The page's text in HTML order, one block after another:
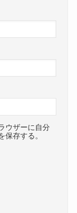
ウザーに自分
保存する。